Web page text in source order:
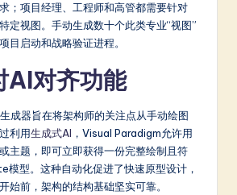
；项目经理、工程师和高管都需要针对
定视图。手动生成数十个此类专业“视图”
目启动和战略验证进程。
AI对齐功能
成器旨在将架构师的关注点从手动绘图
利用生成式AI ，Visual Paradigm允许用
主题，即可立即获得一份完整绘制且符
模型。这种自动化促进了快速原型设计，
始前，架构的结构基础坚实可靠。